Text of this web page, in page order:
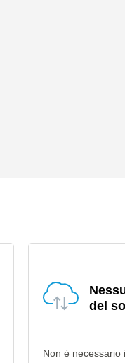
del
Non è necessario